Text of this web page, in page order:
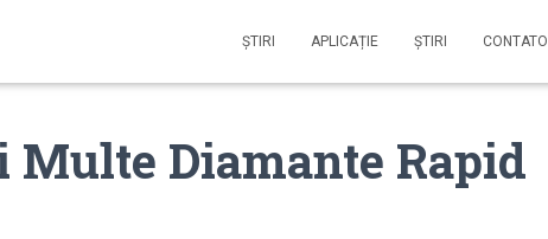
ŞTIRI APLICAȚIE ŞTIRI CONTATO
Multe Diamante Rapid